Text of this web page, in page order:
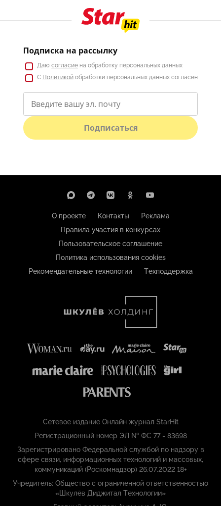
Подписка на рассылку
Даю согласие на обработку персональных данных
С Политикой обработки персональных данных согласен
Подписаться
О проекте Контакты
Реклама
Правила участия в конкурсах
Пользовательское соглашение
Политика использования cookies
Рекомендательные технологии
Техподдержка
Сетевое издание Онлайн журнал StarHit
Регистрационный номер ЭЛ № ФС 77 - 83698
Зарегистрировано Федеральной службой по надзору в
сфере связи, информационных технологий и массовых,
коммуникаций (Роскомнадзор) 26.07.2022 18+
Учредитель: Общество с ограниченной ответственностью
«Шкулёв Диджитал Технологии»